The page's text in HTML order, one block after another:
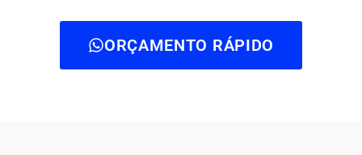
ORÇAMENTO RÁPIDO